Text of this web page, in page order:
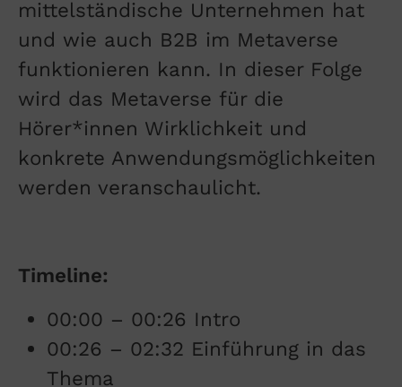
mittelständische Unternehmen hat
und wie auch B2B im Metaverse
funktionieren kann. In dieser Folge
wird das Metaverse für die
Hörer*innen Wirklichkeit und
konkrete Anwendungsmöglichkeiten
werden veranschaulicht.
Timeline:
00:00 – 00:26 Intro
00:26 – 02:32 Einführung in das
Thema